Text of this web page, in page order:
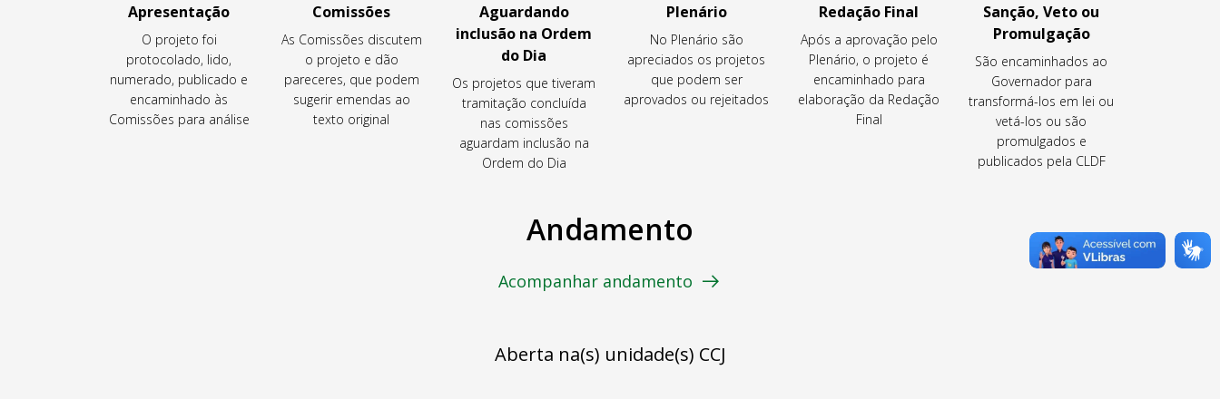
Apresentação
O projeto foi
protocolado, lido,
numerado, publicado e
encaminhado às
Comissões para análise
Comissões
As Comissões discutem
o projeto e dão
pareceres, que podem
sugerir emendas ao
texto original
Aguardando
inclusão na Ordem
do Dia
Os projetos que tiveram
tramitação concluída
nas comissões
aguardam inclusão na
Ordem do Dia
Plenário
No Plenário são
apreciados os projetos
que podem ser
aprovados ou rejeitados
Redação Final
Após a aprovação pelo
Plenário, o projeto é
encaminhado para
elaboração da Redação
Final
Sanção, Veto ou
Promulgação
São encaminhados ao
Governador para
transformá-los em lei ou
vetá-los ou são
promulgados e
publicados pela CLDF
Andamento
Acompanhar andamento
Aberta na(s) unidade(s) CCJ